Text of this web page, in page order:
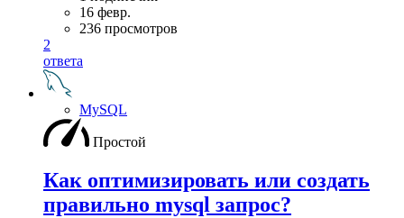
16 февр.
236 просмотров
2
ответа
MySQL
Простой
Как оптимизировать или создать
правильно mysql запрос?